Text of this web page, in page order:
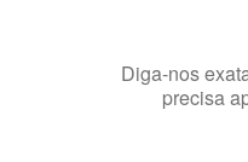
Selecione
flexível que
Diga-nos
precisa